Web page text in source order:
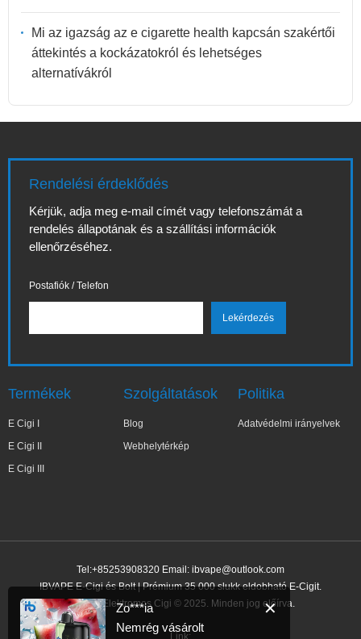
Mi az igazság az e cigarette health kapcsán szakértői
áttekintés a kockázatokról és lehetséges
alternatívákról
Rendelési érdeklődés
Kérjük, adja meg e-mail címét vagy telefonszámát a
rendelés állapotának és a szállítási információk
ellenőrzéséhez.
Postafiók / Telefon
Termékek
E Cigi I
E Cigi II
E Cigi III
Szolgáltatások
Blog
Webhelytérkép
Politika
Adatvédelmi irányelvek
Tel:+85253908320 Email: ibvape@outlook.com
IBVAPE E-Cigi és Bolt | Prémium 35 000 slukk eldobható E-Cigit.
IBVAPE Elektromos Cigi © 2025. Minden jog előírva.
Link:
✕
Zo***ia
Nemrég vásárolt